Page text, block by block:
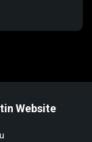
Website